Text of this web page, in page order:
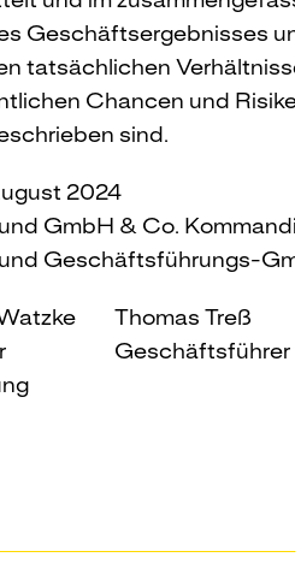
Geschäftsergebnisses
tatsächlichen
Chancen und
sind.
2024
GmbH & Co.
Geschäftsführungs-
Thomas Treß
Geschäftsführer